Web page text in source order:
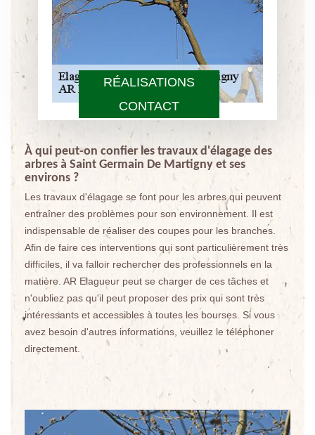
RÉALISATIONS
CONTACT
À qui peut-on confier les travaux d'élagage des
arbres à Saint Germain De Martigny et ses
environs ?
Les travaux d'élagage se font pour les arbres qui peuvent
entraîner des problèmes pour son environnement. Il est
indispensable de réaliser des coupes pour les branches.
Afin de faire ces interventions qui sont particulièrement très
difficiles, il va falloir rechercher des professionnels en la
matière. AR Elagueur peut se charger de ces tâches et
n'oubliez pas qu'il peut proposer des prix qui sont très
intéressants et accessibles à toutes les bourses. Si vous
avez besoin d'autres informations, veuillez le téléphoner
directement.